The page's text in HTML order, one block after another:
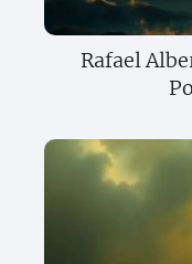
Rafael